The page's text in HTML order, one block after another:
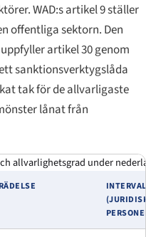
WAD:s artikel 9 ställer
offentliga sektorn. Den
artikel 30 genom
sanktionsverktygslåda
tak för de allvarligaste
lånat från
allvarlighetsgrad under